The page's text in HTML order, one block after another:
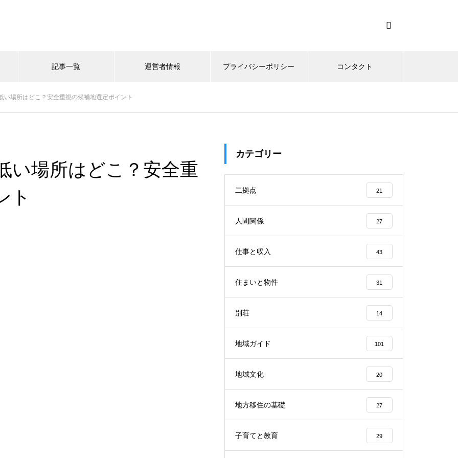
記事一覧 運営者情報 プライバシーポリシー コンタクト
い場所はどこ？安全重視の候補地選定ポイント
い場所はどこ？安全重
ト
カテゴリー
二拠点 21
人間関係 27
仕事と収入 43
住まいと物件 31
別荘 14
地域ガイド 101
地域文化 20
地方移住の基礎 27
子育てと教育 29